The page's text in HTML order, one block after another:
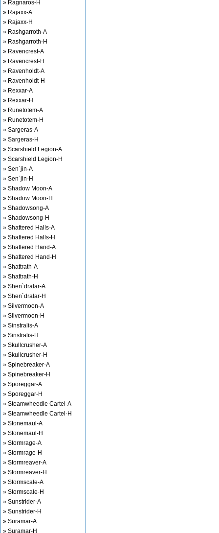
» Ragnaros-H
» Rajaxx-A
» Rajaxx-H
» Rashgarroth-A
» Rashgarroth-H
» Ravencrest-A
» Ravencrest-H
» Ravenholdt-A
» Ravenholdt-H
» Rexxar-A
» Rexxar-H
» Runetotem-A
» Runetotem-H
» Sargeras-A
» Sargeras-H
» Scarshield Legion-A
» Scarshield Legion-H
» Sen`jin-A
» Sen`jin-H
» Shadow Moon-A
» Shadow Moon-H
» Shadowsong-A
» Shadowsong-H
» Shattered Halls-A
» Shattered Halls-H
» Shattered Hand-A
» Shattered Hand-H
» Shattrath-A
» Shattrath-H
» Shen`dralar-A
» Shen`dralar-H
» Silvermoon-A
» Silvermoon-H
» Sinstralis-A
» Sinstralis-H
» Skullcrusher-A
» Skullcrusher-H
» Spinebreaker-A
» Spinebreaker-H
» Sporeggar-A
» Sporeggar-H
» Steamwheedle Cartel-A
» Steamwheedle Cartel-H
» Stonemaul-A
» Stonemaul-H
» Stormrage-A
» Stormrage-H
» Stormreaver-A
» Stormreaver-H
» Stormscale-A
» Stormscale-H
» Sunstrider-A
» Sunstrider-H
» Suramar-A
» Suramar-H